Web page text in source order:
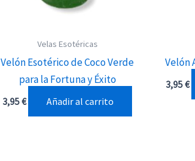
Velas Esotéricas
Velón Esotérico de Coco Verde
para la Fortuna y Éxito
3,95€ Añadir al carrito
Velón
3,95€